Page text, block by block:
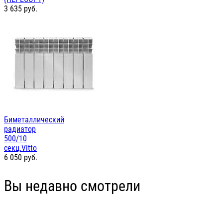
3 635 руб.
Биметаллический
радиатор
500/10
секц.Vitto
6 050 руб.
Вы недавно смотрели